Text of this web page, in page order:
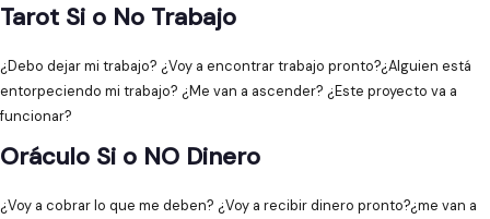
Tarot Si o No Trabajo
¿Debo dejar mi trabajo? ¿Voy a encontrar trabajo pronto?¿Alguien está
entorpeciendo mi trabajo? ¿Me van a ascender? ¿Este proyecto va a
funcionar?
Oráculo Si o NO Dinero
¿Voy a cobrar lo que me deben? ¿Voy a recibir dinero pronto?¿me van a